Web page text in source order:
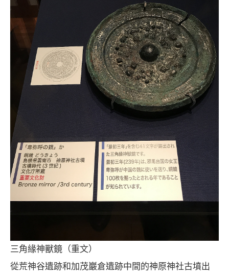
三角緣神獸鏡（重文）
從荒神谷遺跡和加茂巖倉遺跡中間的神原神社古墳出